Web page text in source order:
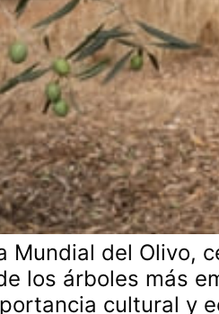
Mundial del Olivo,
los árboles más
cultural y